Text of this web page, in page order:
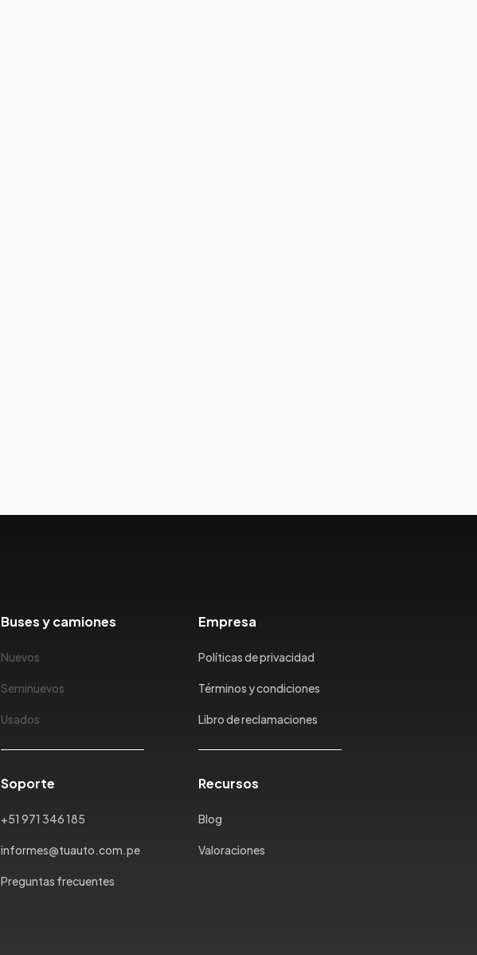
Buses y camiones
Nuevos
Seminuevos
Usados
Empresa
Políticas de privacidad
Términos y condiciones
Libro de reclamaciones
Soporte
+51 971 346 185
informes@tuauto.com.pe
Preguntas frecuentes
Recursos
Blog
Valoraciones